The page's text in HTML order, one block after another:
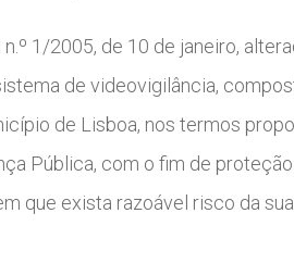
1/2005, de 10 de janeiro,
de videovigilância,
de Lisboa, nos termos
Pública, com o fim de
que exista razoável risco da